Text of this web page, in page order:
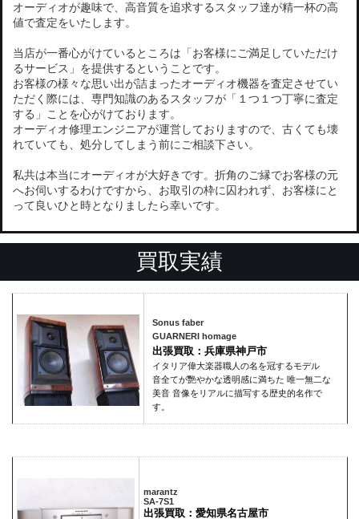
オーディオが趣味で、高音質を追求するスタッフ達が精一杯の高
値で査定をいたします。
当店が一番心がけているところは「お客様にご満足していただけ
るサービス」を提供するということです。
お客様の様々な思い出が詰まったオーディオ機器を査定させてい
ただく際には、専門知識のあるスタッフが「１つ１つ丁寧に査定
する」ことを心がけております。
オーディオ修理エンジニアが運営しておりますので、古くても壊
れていても、処分してしまう前にご相談下さい。
私共は本当にオーディオが大好きです。折角のご縁でお客様の元
へお伺いするわけですから、お取引の枠に囚われず、お客様にと
って良いひと時となりましたら幸いです。
買取実績
Sonus faber
GUARNERI homage
出張買取：兵庫県神戸市
イタリア偉大楽器職人の名を冠するモデル
音全てが艷やかな透明感に満ちた 唯一無二な
美音 音像をリアルに描写する歴史的名作で
す。
marantz
SA-7S1
出張買取：愛知県名古屋市